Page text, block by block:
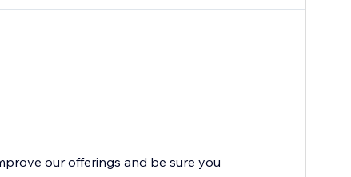
our offerings and be sure you